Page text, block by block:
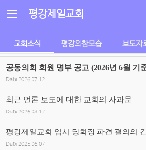
평강제일교회
교회소식 평강의참모습 보도자
공동의회 회원 명부 공고 (2026년 6월 기
Date 2026.07.12
최근 언론 보도에 대한 교회의 사과문
Date 2026.03.17
평강제일교회 임시 당회장 파견 결의의 건
Date 2025.06.07